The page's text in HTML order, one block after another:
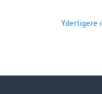
Yderligere